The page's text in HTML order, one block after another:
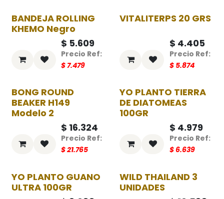
-25%
BANDEJA ROLLING
KHEMO Negro
$ 5.609
$7.479
-25%
VITALITERPS 20 GRS
$ 4.405
$ 5.874
BONG ROUND
BEAKER H149
Modelo 2
$ 16.324
$21.765
-25%
YO PLANTO TIERRA
DE DIATOMEAS
100GR
$ 4.979
$6.639
-25%
YO PLANTO GUANO
ULTRA 100GR
-25%
WILD THAILAND 3
UNIDADES